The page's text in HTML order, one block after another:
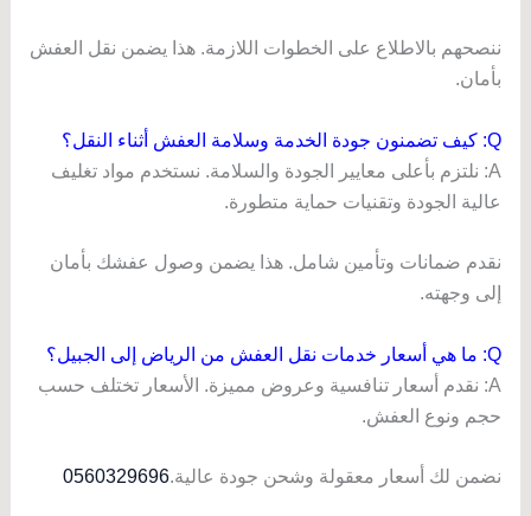
ننصحهم بالاطلاع على الخطوات اللازمة. هذا يضمن نقل العفش
بأمان.
Q: كيف تضمنون جودة الخدمة وسلامة العفش أثناء النقل؟
A: نلتزم بأعلى معايير الجودة والسلامة. نستخدم مواد تغليف
عالية الجودة وتقنيات حماية متطورة.
نقدم ضمانات وتأمين شامل. هذا يضمن وصول عفشك بأمان
إلى وجهته.
Q: ما هي أسعار خدمات نقل العفش من الرياض إلى الجبيل؟
A: نقدم أسعار تنافسية وعروض مميزة. الأسعار تختلف حسب
حجم ونوع العفش.
نضمن لك أسعار معقولة وشحن جودة عالية.0560329696